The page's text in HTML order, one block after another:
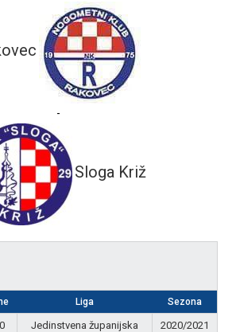
-
Sloga Križ
Liga Sezona
Jedinstvena županijska
2020/2021